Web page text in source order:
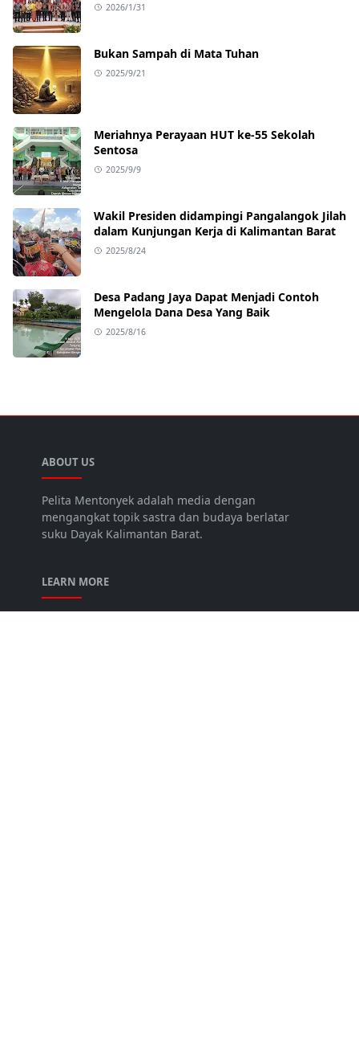
2026/1/31
Bukan Sampah di Mata Tuhan
2025/9/21
Meriahnya Perayaan HUT ke-55 Sekolah
Sentosa
2025/9/9
Wakil Presiden didampingi Pangalangok Jilah
dalam Kunjungan Kerja di Kalimantan Barat
2025/8/24
Desa Padang Jaya Dapat Menjadi Contoh
Mengelola Dana Desa Yang Baik
2025/8/16
ABOUT US
Pelita Mentonyek adalah media dengan
mengangkat topik sastra dan budaya berlatar
suku Dayak Kalimantan Barat.
LEARN MORE